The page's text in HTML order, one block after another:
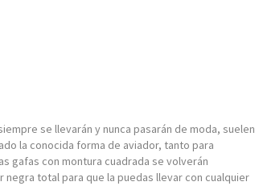
se llevarán y nunca pasarán de moda, suelen
la conocida forma de aviador, tanto para
gafas con montura cuadrada se volverán
total para que la puedas llevar con cualquier